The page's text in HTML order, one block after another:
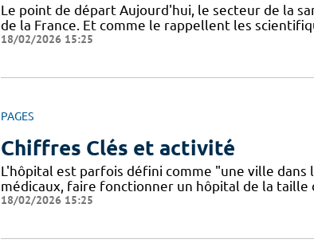
Le point de départ Aujourd'hui, le secteur de la
de la France. Et comme le rappellent les
18/02/2026 15:25
PAGES
Chiffres Clés et activité
L'hôpital est parfois défini comme "une ville
médicaux, faire fonctionner un hôpital de la
18/02/2026 15:25